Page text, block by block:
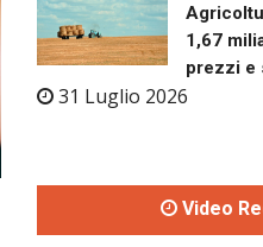
1,67
prezzi e
31 Luglio 2026
Video